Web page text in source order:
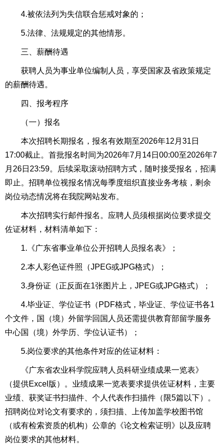
4.被依法列为失信联合惩戒对象的；
5.法律、法规规定的其他情形。
三、薪酬待遇
获聘人员为事业单位编制人员，享受国家及省政策规定
的薪酬待遇。
四、报考程序
（一）报名
本次招聘长期报名，报名有效期至2026年12月31日
17:00截止。首批报名时间为2026年7月14日00:00至2026年7
月26日23:59。后续采取滚动招聘方式，随时接受报名，招满
即止。招聘单位视报名情况每季度组织直接业务考核，剩余
岗位动态情况将在我院网站发布。
本次招聘实行邮件报名。应聘人员须根据岗位要求提交
佐证材料，材料清单如下：
1.《广东省事业单位公开招聘人员报名表》；
2.本人彩色证件照（JPEG或JPG格式）；
3.身份证（正反面在1张图片上，JPEG或JPG格式）；
4.毕业证、学位证书（PDF格式，毕业证、学位证书各1
个文件，国（境）外留学回国人员还需提供教育部留学服务
中心国（境）外学历、学位认证书）；
5.岗位要求的其他条件对应的佐证材料：
《广东省农业科学院应聘人员科研业绩成果一览表》
（提供Excel版）。业绩成果一览表要求提供佐证材料，主要
业绩、获奖证书扫描件、个人代表作扫描件（限5篇以下）。
招聘岗位对论文有要求的，须扫描、上传加盖学校图书馆
（或有检索资质的机构）公章的《论文检索证明》以及应聘
岗位要求的其他材料。